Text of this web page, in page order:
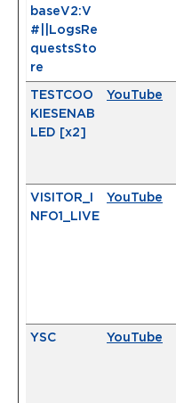
baseV2:V
#||LogsRe
questsSto
re
TESTCOO
KIESENAB
LED [x2]
YouTube
VISITOR_I
NFO1_LIVE
YouTube
YSC YouTube